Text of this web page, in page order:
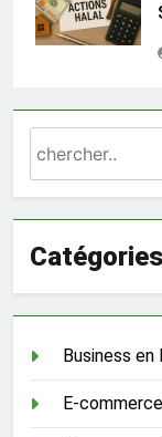
Catégories
Business en
E-